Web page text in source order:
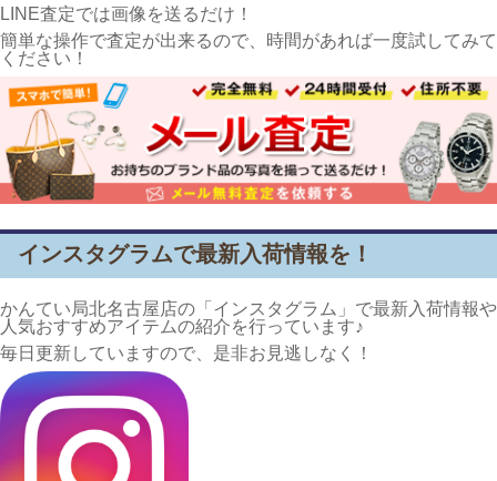
LINE査定では画像を送るだけ！
簡単な操作で査定が出来るので、時間があれば一度試してみて
ください！
インスタグラムで最新入荷情報を！
かんてい局北名古屋店の「インスタグラム」で最新入荷情報や
人気おすすめアイテムの紹介を行っています♪
毎日更新していますので、是非お見逃しなく！